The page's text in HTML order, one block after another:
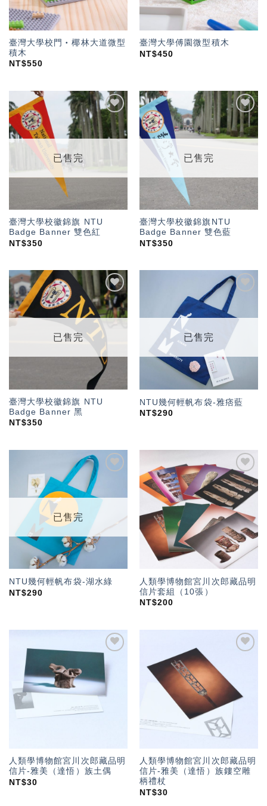
臺灣大學校門‧椰林大道微型
積木
NT$550
臺灣大學傅園微型積木
NT$450
加入
「願
望輕
已售完
臺灣大學校徽錦旗 NTU
Badge Banner 雙色紅
NT$350
加入
「願
望輕
已售完
臺灣大學校徽錦旗NTU
Badge Banner 雙色藍
NT$350
加入
「願
望輕
已售完
臺灣大學校徽錦旗 NTU
Badge Banner 黑
NT$350
望輕
單」
已售完
NTU幾何輕帆布袋-雅痞藍
NT$290
望輕
已售完
NTU幾何輕帆布袋-湖水綠
NT$290
加入
「願
望輕
單」
人類學博物館宮川次郎藏品明
信片套組（10張）
NT$200
人類學博物館宮川次郎藏品明
信片-雅美（達悟）族土偶
NT$30
人類學博物館宮川次郎藏品明
信片-雅美（達悟）族鏤空雕
柄禮杖
NT$30